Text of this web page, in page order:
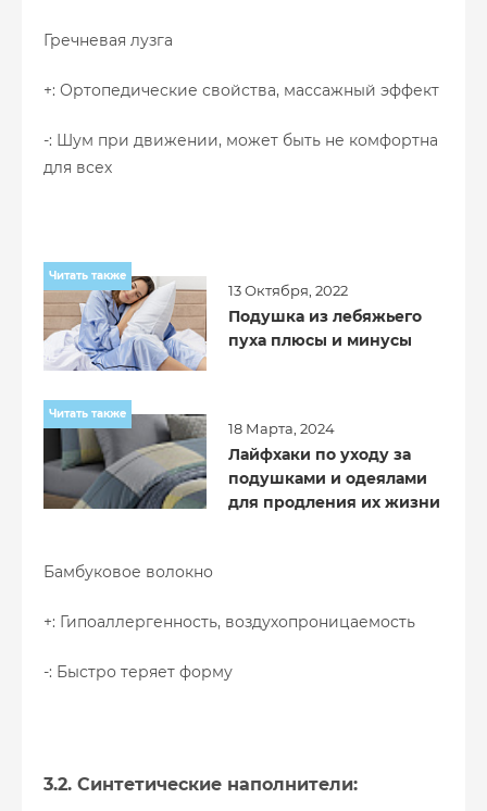
Гречневая лузга
+: Ортопедические свойства, массажный эффект
-: Шум при движении, может быть не комфортна
для всех
Читать также
13 Октября, 2022
Подушка из лебяжьего
пуха плюсы и минусы
Читать также
18 Марта, 2024
Лайфхаки по уходу за
подушками и одеялами
для продления их жизни
Бамбуковое волокно
+: Гипоаллергенность, воздухопроницаемость
-: Быстро теряет форму
3.2. Синтетические наполнители: